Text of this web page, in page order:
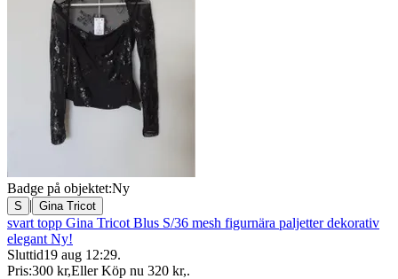
Badge på objektet:Ny
S | Gina Tricot
svart topp Gina Tricot Blus S/36 mesh figurnära paljetter dekorativ
elegant Ny!
Sluttid19 aug 12:29.
Pris:300 kr,Eller Köp nu 320 kr,.